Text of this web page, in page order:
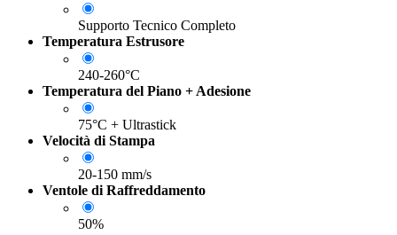
Supporto Tecnico Completo
Temperatura Estrusore
240-260°C
Temperatura del Piano + Adesione
75°C + Ultrastick
Velocità di Stampa
20-150 mm/s
Ventole di Raffreddamento
50%